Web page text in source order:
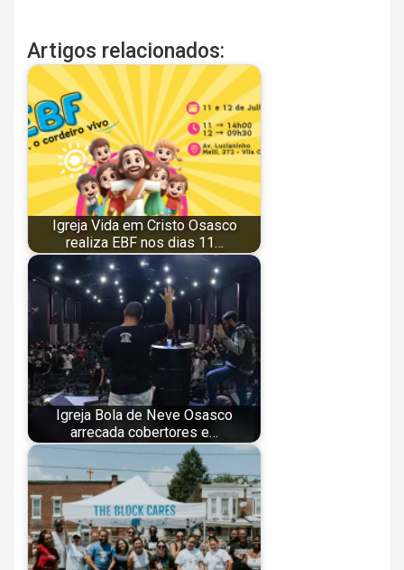
Artigos relacionados:
Igreja Vida em Cristo Osasco
realiza EBF nos dias 11…
Igreja Bola de Neve Osasco
arrecada cobertores e…